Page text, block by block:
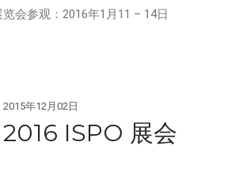
Wham-O邀请您参观2019年香港
玩具展
Wham-O邀请您参观2019年德国
会参观：2016年1月11 – 14日
2015年12月02日
2016 ISPO 展会